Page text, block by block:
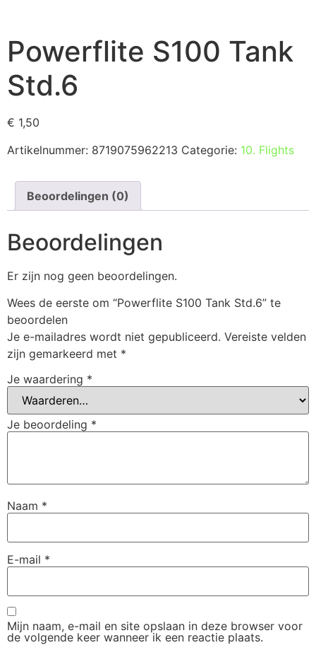
Powerflite S100 Tank
Std.6
€ 1,50
Artikelnummer: 8719075962213 Categorie: 10. Flights
Beoordelingen (0)
Beoordelingen
Er zijn nog geen beoordelingen.
Wees de eerste om “Powerflite S100 Tank Std.6” te
beoordelen
Je e-mailadres wordt niet gepubliceerd. Vereiste velden
zijn gemarkeerd met *
Je waardering *
Je beoordeling *
Naam *
E-mail *
Mijn naam, e-mail en site opslaan in deze browser voor
de volgende keer wanneer ik een reactie plaats.